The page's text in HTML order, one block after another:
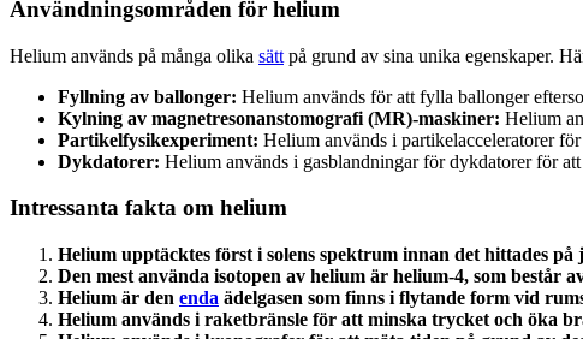
Användningsområden för helium
Helium används på många olika sätt på grund av sina unika egenskaper.
Fyllning av ballonger: Helium används för att fylla ballonger
Kylning av magnetresonanstomografi (MR)-maskiner: Helium
Partikelfysikexperiment: Helium används i partikelacceleratorer
Dykdatorer: Helium används i gasblandningar för dykdatorer för
Intressanta fakta om helium
Helium upptäcktes först i solens spektrum innan det hittades på
Den mest använda isotopen av helium är helium-4, som består
Helium är den enda ädelgasen som finns i flytande form vid
Helium används i raketbränsle för att minska trycket och öka